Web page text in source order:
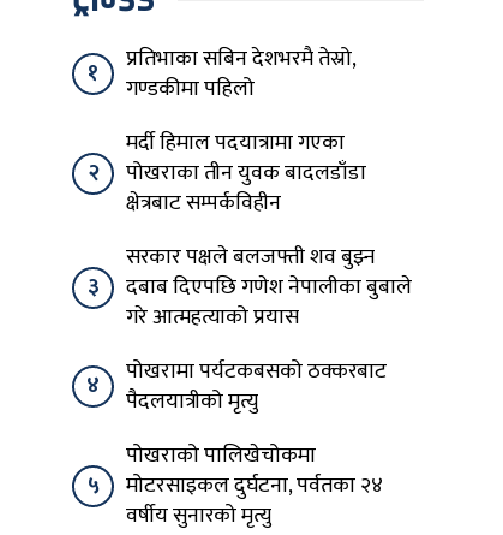
१
प्रतिभाका सबिन देशभरमै तेस्रो,
गण्डकीमा पहिलो
२
मर्दी हिमाल पदयात्रामा गएका
पोखराका तीन युवक बादलडाँडा
क्षेत्रबाट सम्पर्कविहीन
३
सरकार पक्षले बलजफ्ती शव बुझ्न
दबाब दिएपछि गणेश नेपालीका बुबाले
गरे आत्महत्याको प्रयास
४
पोखरामा पर्यटकबसको ठक्करबाट
पैदलयात्रीको मृत्यु
५
पोखराको पालिखेचोकमा
मोटरसाइकल दुर्घटना, पर्वतका २४
वर्षीय सुनारको मृत्यु